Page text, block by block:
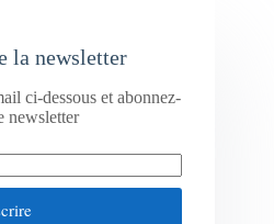
la newsletter
ci-dessous et abonnez-
newsletter